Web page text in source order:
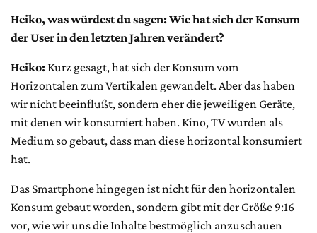
Heiko, was würdest du sagen: Wie hat sich der Konsum
der User in den letzten Jahren verändert?
Heiko: Kurz gesagt, hat sich der Konsum vom
Horizontalen zum Vertikalen gewandelt. Aber das haben
wir nicht beeinflußt, sondern eher die jeweiligen Geräte,
mit denen wir konsumiert haben. Kino, TV wurden als
Medium so gebaut, dass man diese horizontal konsumiert
hat.
Das Smartphone hingegen ist nicht für den horizontalen
Konsum gebaut worden, sondern gibt mit der Größe 9:16
vor, wie wir uns die Inhalte bestmöglich anzuschauen